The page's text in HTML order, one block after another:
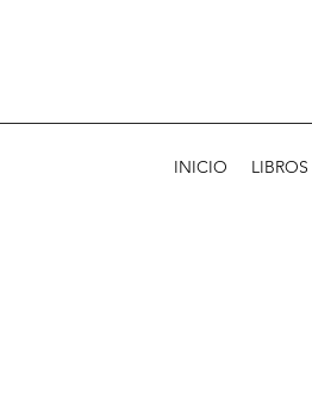
INICIO LIBROS